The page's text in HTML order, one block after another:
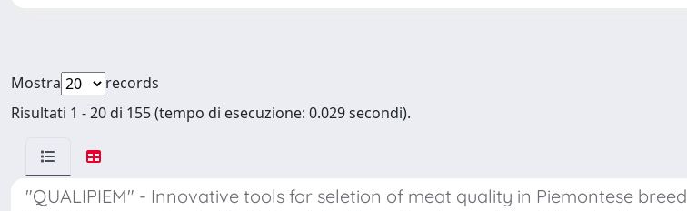
Mostra
records
Risultati 1 - 20 di 155 (tempo di esecuzione: 0.029 secondi).
"QUALIPIEM" - Innovative tools for seletion of meat quality in Piemontese breed